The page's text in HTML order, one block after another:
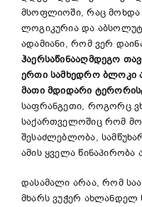
მსოფლიოში, რაც მოხდა
ლოგიკურია და
ადამიანი, რომ ვერ
ჰაერსაწინააღმდეგო
ერთი სამხედრო ბლოკი
მათი მდიდარი
საფრანგეთი, როგორც
საქართველოშიც რომ
შესაძლებლობა,
ამის ყველა წინაპირობა
დასამალი არაა, რომ
მხარს ვუჭერ ახლანდელ